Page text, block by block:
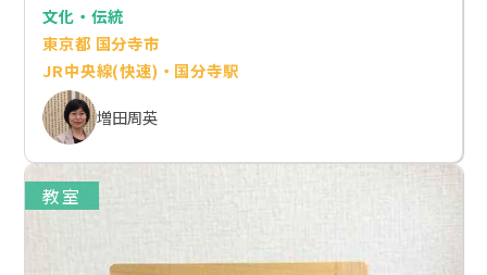
文化・伝統
東京都 国分寺市
JR中央線(快速)・国分寺駅
増田周英
教室